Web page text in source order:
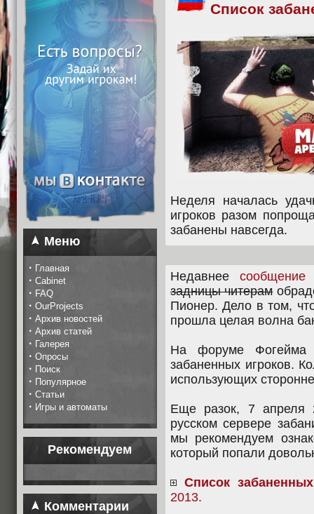
Меню
· Главная
· Cabinet
· FAQ
· OurProjects
· Архив новостей
· Архив статей
· Галерея
· Опросы
· Поиск
· Популярное
· Статьи
· Игры и автоматы
Рекомендуем
Комментарии
Список
Неделя началась
игроков разом
забанены навсегда.
Недавнее
задницы читерам
Пионер. Дело в том,
прошла целая волна
На форуме Фогейма
забаненных игроков.
использующих
Еще разок, 7 апреля
русском сервере
мы рекомендуем
который попали
Список
2013.